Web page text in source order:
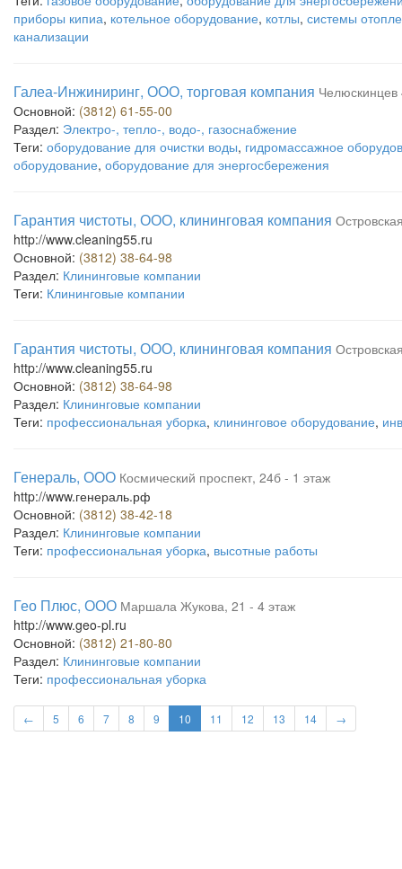
приборы кипиа, котельное оборудование, котлы, системы
канализации
Галеа-Инжиниринг, ООО, торговая компания Челюскинцев
Основной: (3812) 61-55-00
Раздел: Электро-, тепло-, водо-, газоснабжение
Теги: оборудование для очистки воды, гидромассажное
оборудование, оборудование для энергосбережения
Гарантия чистоты, ООО, клининговая компания
http://www.cleaning55.ru
Основной: (3812) 38-64-98
Раздел: Клининговые компании
Теги: Клининговые компании
Гарантия чистоты, ООО, клининговая компания
http://www.cleaning55.ru
Основной: (3812) 38-64-98
Раздел: Клининговые компании
Теги: профессиональная уборка, клининговое оборудование,
Генераль, ООО Космический проспект, 24б - 1 этаж
http://www.генераль.рф
Основной: (3812) 38-42-18
Раздел: Клининговые компании
Теги: профессиональная уборка, высотные работы
Гео Плюс, ООО Маршала Жукова, 21 - 4 этаж
http://www.geo-pl.ru
Основной: (3812) 21-80-80
Раздел: Клининговые компании
Теги: профессиональная уборка
← 5 6 7 8 9 10 11 12 13 14 →